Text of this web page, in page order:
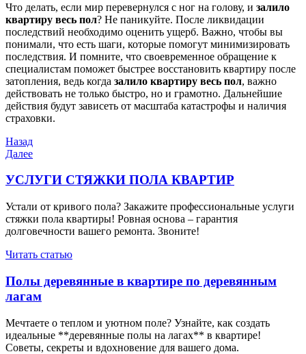
Что делать, если мир перевернулся с ног на голову, и залило
квартиру весь пол? Не паникуйте. После ликвидации
последствий необходимо оценить ущерб. Важно, чтобы вы
понимали, что есть шаги, которые помогут минимизировать
последствия. И помните, что своевременное обращение к
специалистам поможет быстрее восстановить квартиру после
затопления, ведь когда залило квартиру весь пол, важно
действовать не только быстро, но и грамотно. Дальнейшие
действия будут зависеть от масштаба катастрофы и наличия
страховки.
Навигация
по
записям
Предыдущая
запись
Назад
Следующая
Далее
УСЛУГИ СТЯЖКИ ПОЛА КВАРТИР
Устали от кривого пола? Закажите профессиональные услуги
стяжки пола квартиры! Ровная основа – гарантия
долговечности вашего ремонта. Звоните!
Читать статью
Полы деревянные в квартире по деревянным
лагам
Мечтаете о теплом и уютном поле? Узнайте, как создать
идеальные **деревянные полы на лагах** в квартире!
Советы, секреты и вдохновение для вашего дома.